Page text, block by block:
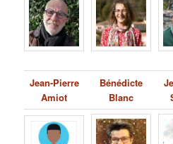
Jean-Pierre
Amiot
Bénédicte
Blanc